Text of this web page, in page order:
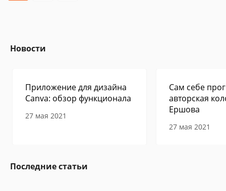
Новости
Приложение для дизайна
Canva: обзор функционала
27 мая 2021
Сам себе
авторская
Ершова
27 мая 2021
Последние статьи